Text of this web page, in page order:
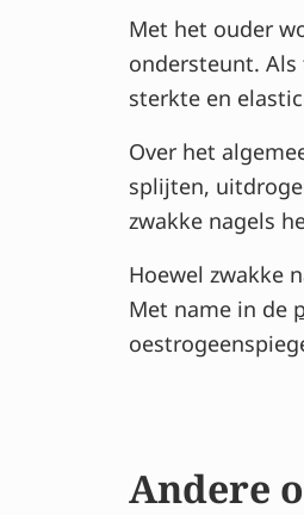
Met het ouder
ondersteunt.
sterkte en
Over het
splijten,
zwakke nagels
Hoewel zwakke
Met name in de
Andere